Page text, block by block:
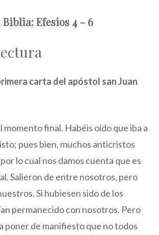
Efesios 4 – 6
carta del apóstol san Juan
momento final. Habéis oído que iba a
pues bien, muchos anticristos
lo cual nos damos cuenta que es
Salieron de entre nosotros, pero
Si hubiesen sido de los
permanecido con nosotros. Pero
poner de manifiesto que no todos